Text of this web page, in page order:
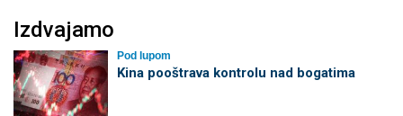
Izdvajamo
Pod lupom
Kina pooštrava kontrolu nad bogatima